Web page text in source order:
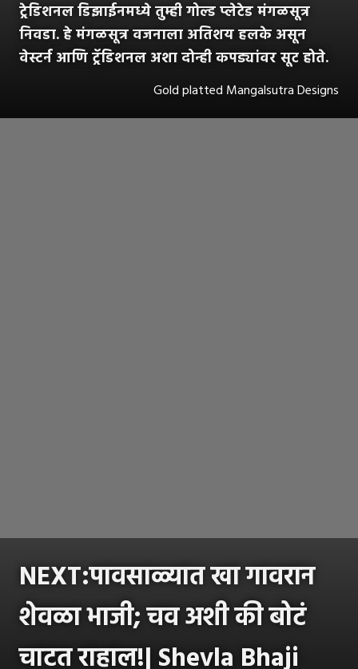
ट्रेडिशनल डिझाईनमध्ये तुम्ही गोल्ड प्लेटेड मंगळसूत्र
निवडा. हे मंगळसूत्र वजनाला अतिशय हलके असून
वेस्टर्न आणि ट्रॅडिशनल अशा दोन्ही कपड्यांवर सूट होते.
Gold platted Mangalsutra Designs
NEXT:पावसाळ्यात खा गावरान
शेवळा भाजी; चव अशी की बोटं
चाटत राहाल!| Shevla Bhaji